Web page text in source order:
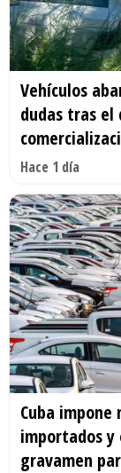
Vehículos
dudas tras el
Hace 1 día
Cuba
importados y
gravamen